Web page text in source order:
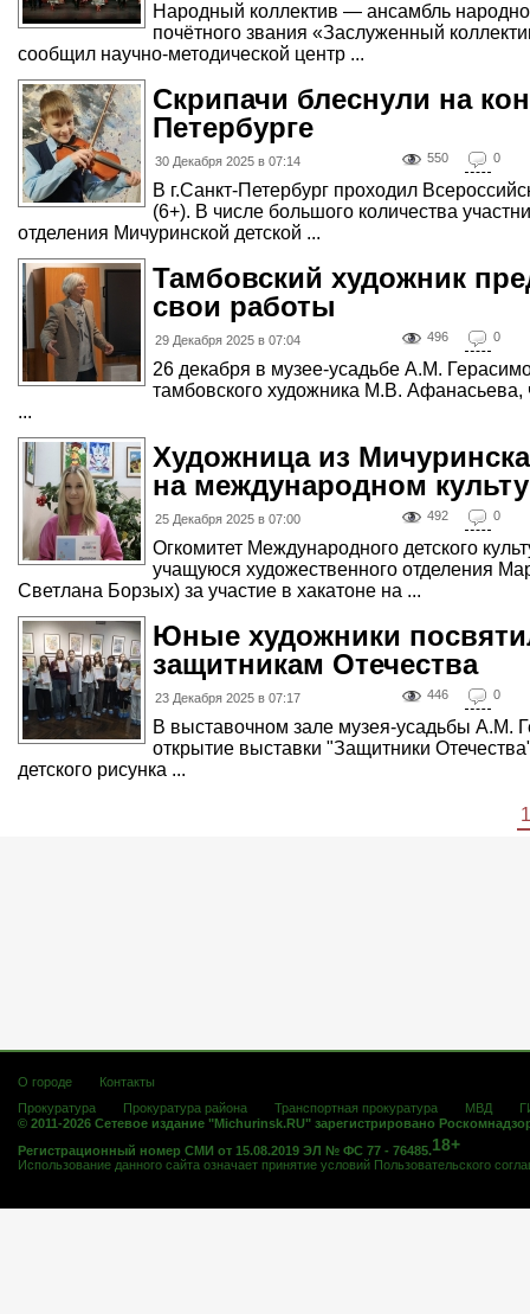
Народный коллектив — ансамбль
почётного звания «Заслуженный
сообщил научно-методической центр ...
Скрипачи блеснули на
Петербурге
30 Декабря 2025 в 07:14 550 0
В г.Санкт-Петербург проходил
(6+). В числе большого количества
отделения Мичуринской детской ...
Тамбовский художник
свои работы
29 Декабря 2025 в 07:04 496 0
26 декабря в музее-усадьбе А.М.
тамбовского художника М.В.
...
Художница из
на международном
25 Декабря 2025 в 07:00 492 0
Огкомитет Международного детского
учащуюся художественного отделения
Светлана Борзых) за участие в хакатоне на ...
Юные художники
защитникам Отечества
23 Декабря 2025 в 07:17 446 0
В выставочном зале музея-усадьбы А.М.
открытие выставки "Защитники
детского рисунка ...
1
О городе
Контакты
Прокуратура
Прокуратура района Транспортная прокуратура МВД
© 2011-2026 Сетевое издание "Michurinsk.RU" зарегистрировано
Регистрационный номер СМИ от 15.08.2019 ЭЛ № ФС 77 - 76485.18+
Использование данного сайта означает принятие условий Пользовательского